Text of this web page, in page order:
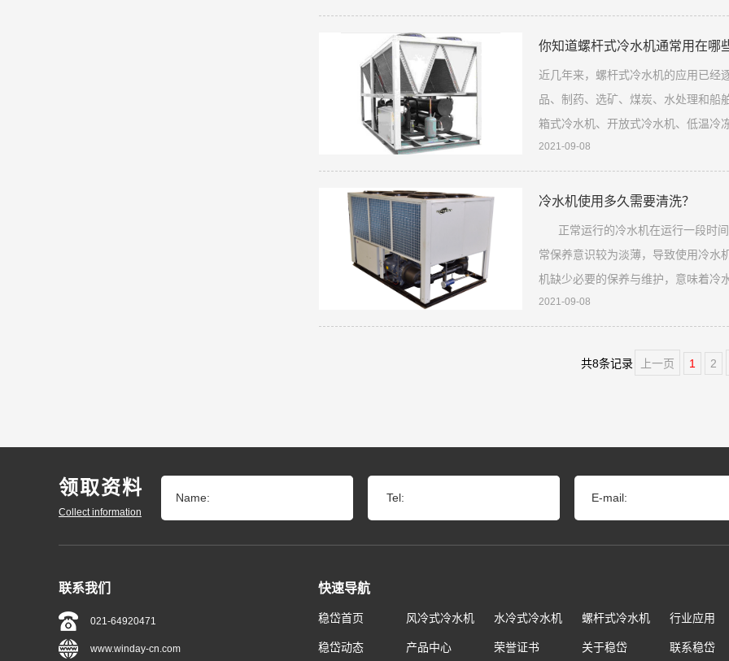
30~35℃，水温高，散热不良，必然
你知道螺杆式冷水机通常用在哪
近几年来，螺杆式冷水机的应用已经
品、制药、选矿、煤炭、水处理和船
箱式冷水机、开放式冷水机、低温冷
制冷应用日益广泛，制冷工业水平已
人们的生活质量。今天我们简要谈谈
领域
2021-09-08
冷水机使用多久需要清洗？
正常运行的冷水机在运行一段时间
常保养意识较为淡薄，导致使用冷水
机缺少必要的保养与维护，意味着
再高，如果在规定的时间内没有进行
题。尤其
2021-09-08
共8条记录 上一页 1 2
领取资料
Collect information
Name: Tel: E-mail:
联系我们
021-64920471
www.winday-cn.com
快速导航
稳岱首页 风冷式冷水机 水冷式冷水机 螺杆式冷水机 行业应用
稳岱动态 产品中心 荣誉证书 关于稳岱 联系稳岱